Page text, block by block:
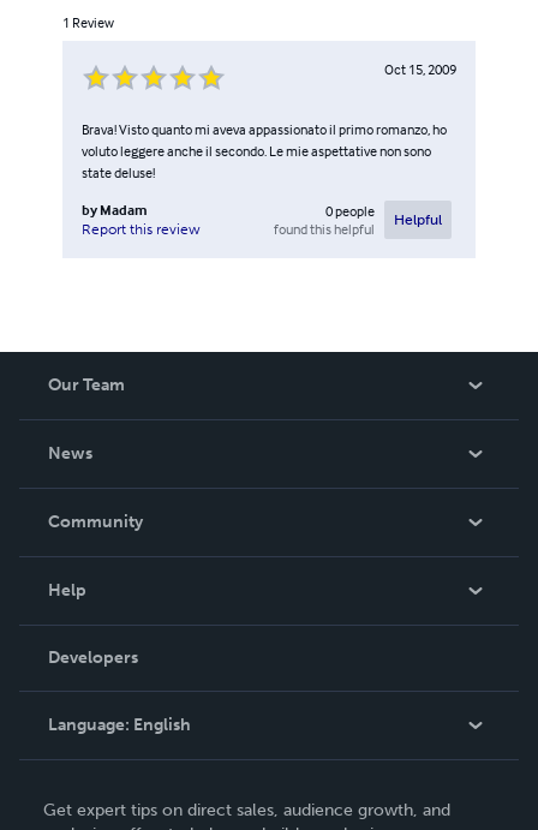
1 Review
Oct 15, 2009
Brava! Visto quanto mi aveva appassionato il primo romanzo, ho
voluto leggere anche il secondo. Le mie aspettative non sono
state deluse!
by Madam
Report this review
0people
found this helpful
Helpful
Our Team
News
In The News
Community
Podcast
Help
Order Lookup
Knowledge Base
Contact Support
Developers
Language: English
Deutsch
Get expert tips on direct sales, audience growth, and